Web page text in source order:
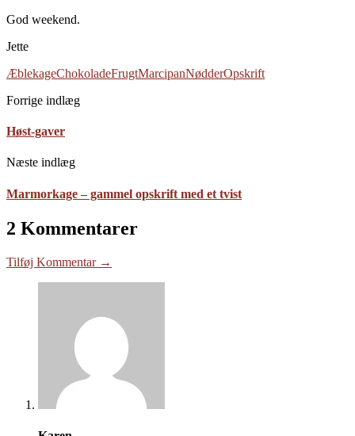
God weekend.
Jette
ÆblekageChokoladeFrugtMarcipanNødderOpskrift
Forrige indlæg
Høst-gaver
Næste indlæg
Marmorkage – gammel opskrift med et tvist
2 Kommentarer
Tilføj Kommentar →